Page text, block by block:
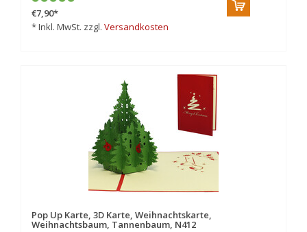
€7,90*
* Inkl. MwSt. zzgl. Versandkosten
Pop Up Karte, 3D Karte, Weihnachtskarte,
Weihnachtsbaum, Tannenbaum, N412